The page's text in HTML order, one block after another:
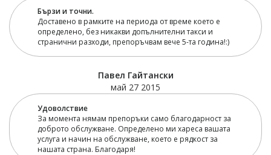
Бързи и точни.
Доставено в рамките на периода от време което е
определено, без никакви допълнителни такси и
странични разходи, препоръчвам вече 5-та година!:)
Павел Гайтански
май 27 2015
Удоволствие
За момента нямам препоръки само благодарност за
доброто обслужване. Определено ми хареса вашата
услуга и начин на обслужване, което е рядкост за
нашата страна. Благодаря!